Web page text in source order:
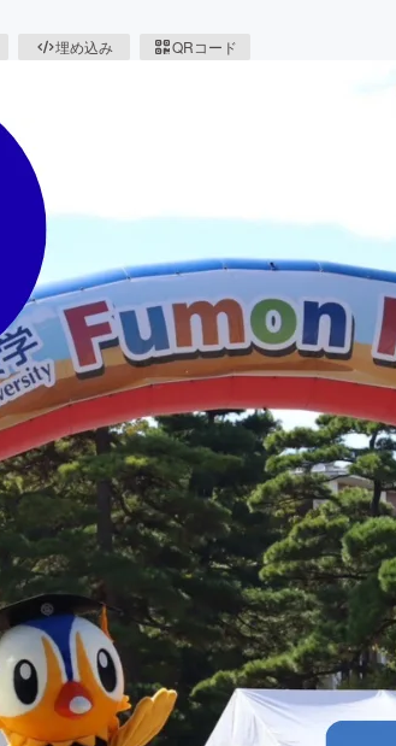
埋め込み QRコード